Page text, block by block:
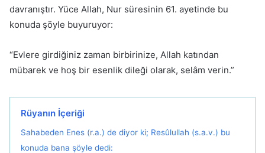
davranıştır. Yüce Allah, Nur süresinin 61. ayetinde bu
konuda şöyle buyuruyor:
“Evlere girdiğiniz zaman birbirinize, Allah katından
mübarek ve hoş bir esenlik dileği olarak, selâm verin.”
Rüyanın İçeriği
Sahabeden Enes (r.a.) de diyor ki; Resûlullah (s.a.v.) bu
konuda bana şöyle dedi: